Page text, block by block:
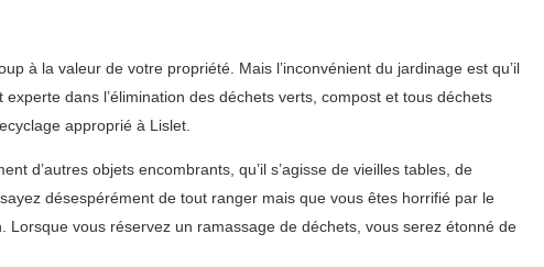
à la valeur de votre propriété. Mais l’inconvénient du jardinage est qu’il
dans l’élimination des déchets verts, compost et tous déchets
approprié à Lislet.
d’autres objets encombrants, qu’il s’agisse de vieilles tables, de
désespérément de tout ranger mais que vous êtes horrifié par le
vous réservez un ramassage de déchets, vous serez étonné de